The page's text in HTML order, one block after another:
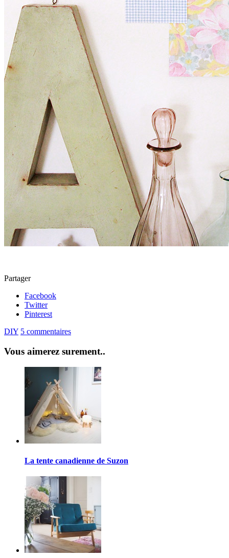
Partager
Facebook
Twitter
Pinterest
DIY 5 commentaires
Vous aimerez surement..
La tente canadienne de Suzon